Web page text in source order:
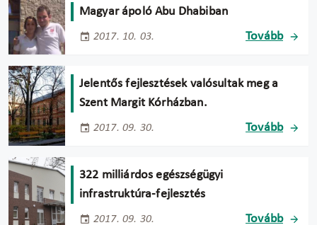
Magyar ápoló Abu Dhabiban
2017. 10. 03. Tovább
Jelentős fejlesztések valósultak meg a
Szent Margit Kórházban.
2017. 09. 30. Tovább
322 milliárdos egészségügyi
infrastruktúra-fejlesztés
2017. 09. 30. Tovább